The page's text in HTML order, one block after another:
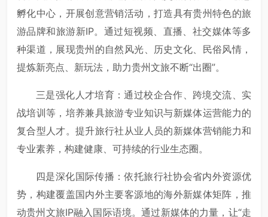
孵化中心，开展创意营销活动，打造具有贵州特色的旅
游品牌和旅游新IP。通过短视频、直播、社交媒体等多
种渠道，展现贵州的自然风光、历史文化、民俗风情，
提炼新亮点、新玩法，助力贵州文旅不断“出圈”。
三是强化人才培育：通过校企合作、跨境交流、实
战培训等，培养兼具旅游专业知识与新媒体运营能力的
复合型人才。提升旅行社从业人员的新媒体营销能力和
专业素养，构建健康、可持续的行业生态圈。
四是深化国际传播：依托旅行社协会省内外资源优
势，构建覆盖国内外主要客源地的海外新媒体矩阵，推
动贵州文旅IP融入国际语境。通过新媒体的力量，让“走